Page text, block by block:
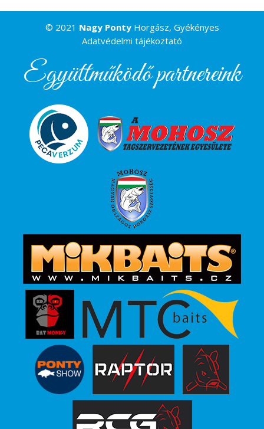
© 2021 Nagy PontyHorgász, Gyékényes
Adatvédelmi tájékoztató
Együttműködő partnereink